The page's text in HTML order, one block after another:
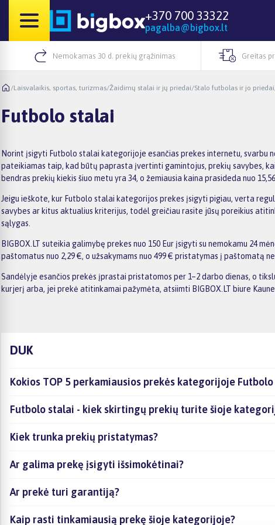
+370 700 33322
pagalba@bigbox.lt
Nemokamas 30 d. prekių grąžinimas Greitas
/Laisvalaikis, sportas, turizmas/Žaidimų stalai ir jų priedai/Stalo futbolas ir jo priedai
Futbolo stalai
Norint įsigyti Futbolo stalai kategorijoje esančias prekes internetu, svarbu
pateikiamas taip, kad būtų paprasta įvertinti gamintojus, prekių savybes,
bendras prekių kiekis šiuo metu yra 34, o žemiausia kaina prasideda nuo 15,56
Jeigu ieškote, kur Futbolo stalai kategorijos prekes įsigyti pigiau, verta
savybes ar kitus aktualius kriterijus, todėl greičiau rasite jūsų poreikius
sąlygas.
BIGBOX.LT suteikia galimybę prekes nuo 150 Eur įsigyti su nemokamu 24
paštomatus nuo 2,29 €, o užsakymams nuo 499 € pristatymas į paštomatą
Sandėlyje esančios prekės įprastai pristatomos per 1–2 darbo dienas, o
kurjerį arba, jei prekė atitinkamai pažymėta, atsiimti BIGBOX.LT biure Kaune.
DUK
Kokios TOP 5 perkamiausios prekės kategorijoje
Futbolo stalai - kiek skirtingų prekių turite šioje
Kiek trunka prekių pristatymas?
Ar galima prekę įsigyti išsimokėtinai?
Ar prekė turi garantiją?
Kaip rasti tinkamiausią prekę šioje kategorijoje?